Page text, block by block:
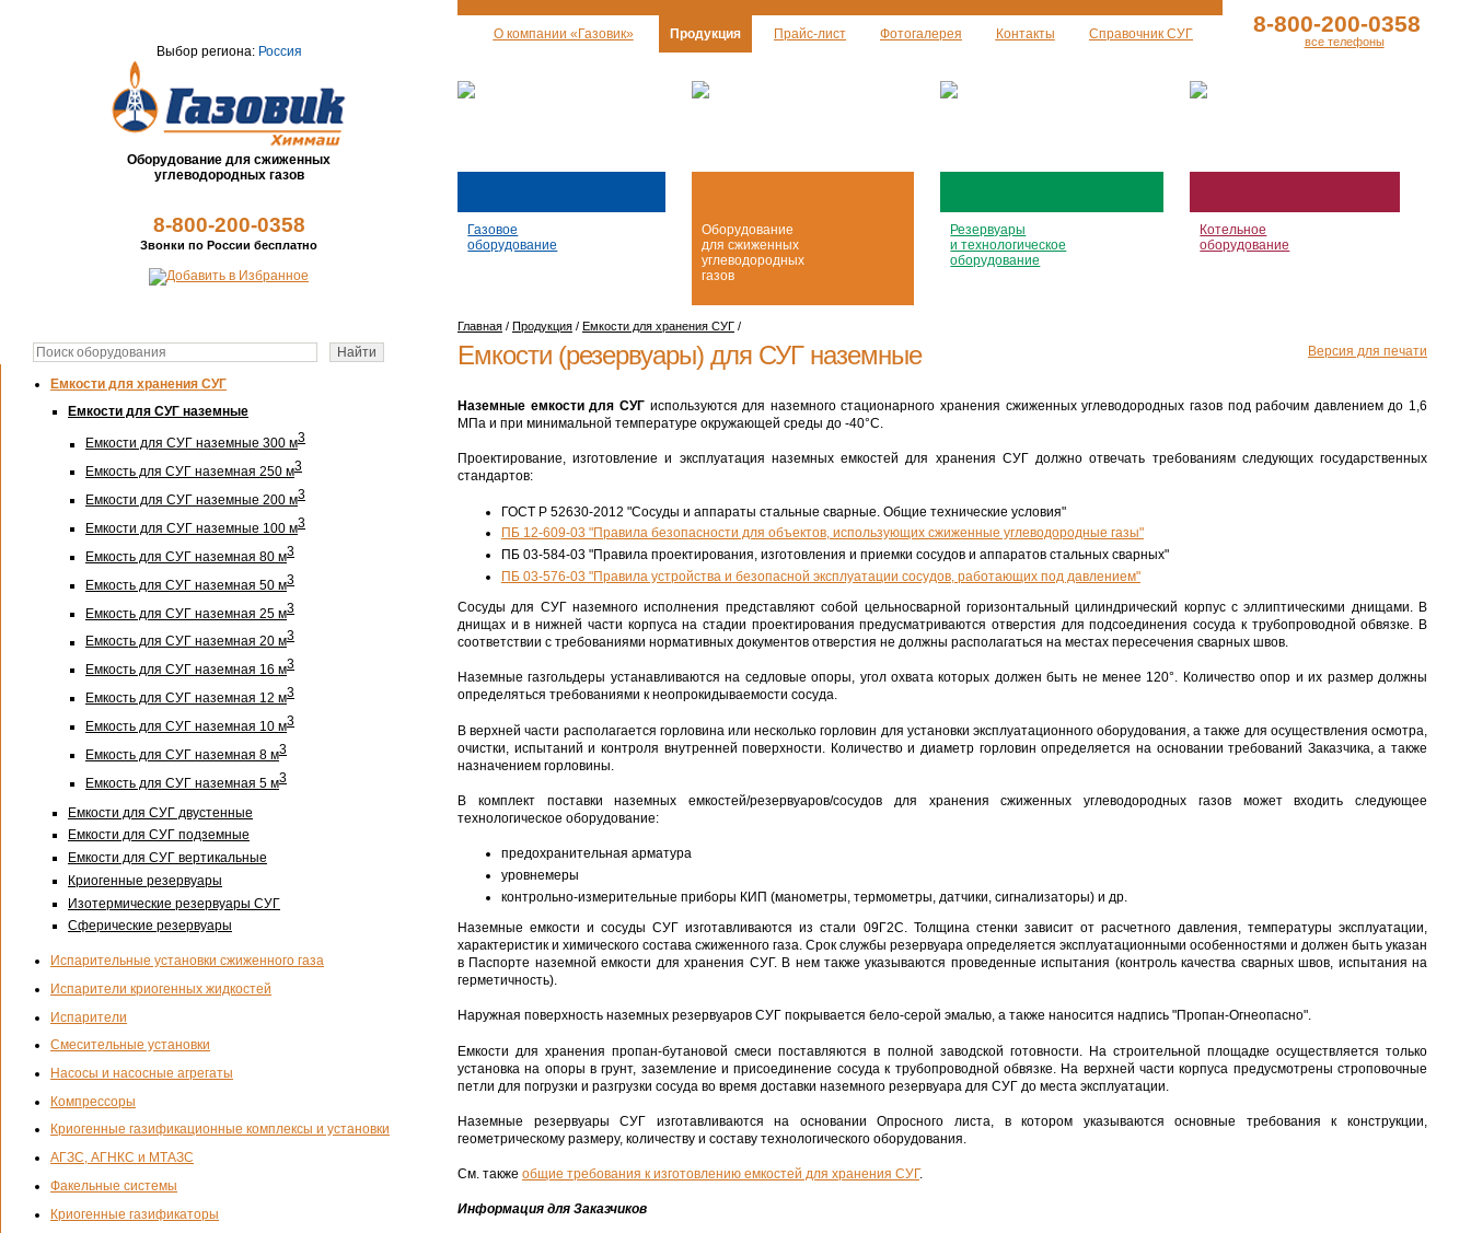
Выбор региона: Россия
Оборудование для сжиженных
углеводородных газов
8-800-200-0358
Звонки по России бесплатно
О компании «Газовик» Продукция Прайс-лист Фотогалерея Контакты Справочник СУГ 8-800-200-0358
все телефоны
Газовое
оборудование
Оборудование
для сжиженных
углеводородных
газов
Резервуары
и технологическое
оборудование
Котельное
оборудование
Емкости для хранения СУГ
Емкости для СУГ наземные
Емкости для СУГ наземные 300 м3
Емкость для СУГ наземная 250 м3
Емкости для СУГ наземные 200 м3
Емкости для СУГ наземные 100 м3
Емкость для СУГ наземная 80 м3
Емкость для СУГ наземная 50 м3
Емкость для СУГ наземная 25 м3
Емкость для СУГ наземная 20 м3
Емкость для СУГ наземная 16 м3
Емкость для СУГ наземная 12 м3
Емкость для СУГ наземная 10 м3
Емкость для СУГ наземная 8 м3
Емкость для СУГ наземная 5 м3
Емкости для СУГ двустенные
Емкости для СУГ подземные
Емкости для СУГ вертикальные
Криогенные резервуары
Изотермические резервуары СУГ
Сферические резервуары
Испарительные установки сжиженного газа
Испарители криогенных жидкостей
Испарители
Смесительные установки
Насосы и насосные агрегаты
Компрессоры
Криогенные газификационные комплексы и установки
АГЗС, АГНКС и МТАЗС
Факельные системы
Криогенные газификаторы
Главная / Продукция / Емкости для хранения СУГ /
Версия для печати
Емкости (резервуары) для СУГ наземные
Наземные емкости для СУГиспользуются для наземного стационарного хранения сжиженных углеводородных газов под рабочим давлением до 1,6
МПа и при минимальной температуре окружающей среды до -40°С.
Проектирование, изготовление и эксплуатация наземных емкостей для хранения СУГ должно отвечать требованиям следующих государственных
стандартов:
ГОСТ Р 52630-2012 "Сосуды и аппараты стальные сварные. Общие технические условия"
ПБ 12-609-03 "Правила безопасности для объектов, использующих сжиженные углеводородные газы"
ПБ 03-584-03 "Правила проектирования, изготовления и приемки сосудов и аппаратов стальных сварных"
ПБ 03-576-03 "Правила устройства и безопасной эксплуатации сосудов, работающих под давлением"
Сосуды для СУГ наземного исполнения представляют собой цельносварной горизонтальный цилиндрический корпус с эллиптическими днищами. В
днищах и в нижней части корпуса на стадии проектирования предусматриваются отверстия для подсоединения сосуда к трубопроводной обвязке. В
соответствии с требованиями нормативных документов отверстия не должны располагаться на местах пересечения сварных швов.
Наземные газгольдеры устанавливаются на седловые опоры, угол охвата которых должен быть не менее 120°. Количество опор и их размер должны
определяться требованиями к неопрокидываемости сосуда.
В верхней части располагается горловина или несколько горловин для установки эксплуатационного оборудования, а также для осуществления осмотра,
очистки, испытаний и контроля внутренней поверхности. Количество и диаметр горловин определяется на основании требований Заказчика, а также
назначением горловины.
В комплект поставки наземных емкостей/резервуаров/сосудов для хранения сжиженных углеводородных газов может входить следующее
технологическое оборудование:
предохранительная арматура
уровнемеры
контрольно-измерительные приборы КИП (манометры, термометры, датчики, сигнализаторы) и др.
Наземные емкости и сосуды СУГ изготавливаются из стали 09Г2С. Толщина стенки зависит от расчетного давления, температуры эксплуатации,
характеристик и химического состава сжиженного газа. Срок службы резервуара определяется эксплуатационными особенностями и должен быть указан
в Паспорте наземной емкости для хранения СУГ. В нем также указываются проведенные испытания (контроль качества сварных швов, испытания на
герметичность).
Наружная поверхность наземных резервуаров СУГ покрывается бело-серой эмалью, а также наносится надпись "Пропан-Огнеопасно".
Емкости для хранения пропан-бутановой смеси поставляются в полной заводской готовности. На строительной площадке осуществляется только
установка на опоры в грунт, заземление и присоединение сосуда к трубопроводной обвязке. На верхней части корпуса предусмотрены строповочные
петли для погрузки и разгрузки сосуда во время доставки наземного резервуара для СУГ до места эксплуатации.
Наземные резервуары СУГ изготавливаются на основании Опросного листа, в котором указываются основные требования к конструкции,
геометрическому размеру, количеству и составу технологического оборудования.
См. также общие требования к изготовлению емкостей для хранения СУГ.
Информация для Заказчиков